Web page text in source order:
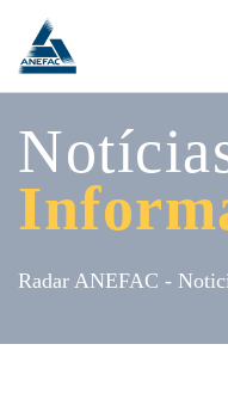
Radar ANEFAC -